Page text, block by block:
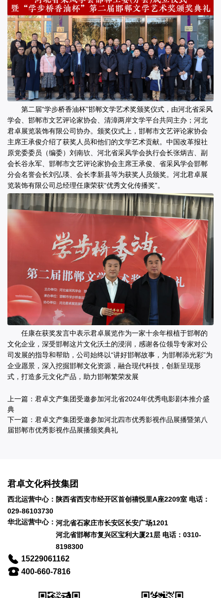
第二届“学步桥香油杯”邯郸文学艺术奖颁奖仪式，由河北省采风
学会、邯郸市文艺评论家协会、清漳两岸文学平台共同主办；河北
君卓展览装饰有限公司协办。颁奖仪式上，邯郸市文艺评论家协会
主席王承俊介绍了获奖人员和他们的文学艺术贡献。中国改革报社
原党委委员（编委）刘南欤、河北省采风学会执行会长张炳吉、副
会长谷永军、邯郸市文艺评论家协会主席王承俊、省采风学会邯郸
分会名誉会长刘弘瑛、会长李新县等为获奖人员颁奖。河北君卓展
览装饰有限公司总经理任康荣获“优秀文化传播奖”。
任康在获奖发言中表示君卓展览作为一家十余年根植于邯郸的
文化企业，深受邯郸这片文化沃土的浸润，感谢各位领导专家对公
司发展的指导和帮助，公司始终以“讲好邯郸故事，为邯郸添光彩”为
企业愿景，深入挖掘邯郸文化资源，融合现代科技，创新呈现形
式，打造多元文化产品，助力邯郸繁荣发展
上一篇： 君卓文产集团受邀参加河北省2024年优秀电影剧本推介盛
典
下一篇： 君卓文产集团受邀参加河北四市优秀影视作品展播暨第八
届邯郸市优秀影视作品展播颁奖典礼
君卓文化科技集团
西北运营中心：陕西省西安市经开区首创禧悦里A座2209室 电话：
029-86103730
华北运营中心： 河北省石家庄市长安区长安广场1201
河北省邯郸市复兴区宝利大厦21层 电话：0310-
8198300
15229061162
400-660-7816